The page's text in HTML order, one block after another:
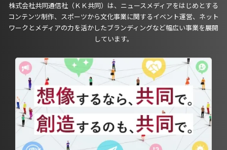
株式会社共同通信社（ＫＫ共同）は、ニュースメディアをはじめとする
コンテンツ制作、スポーツから文化事業に関するイベント運営、ネット
ワークとメディアの力を活かしたブランディングなど幅広い事業を展開
しています。